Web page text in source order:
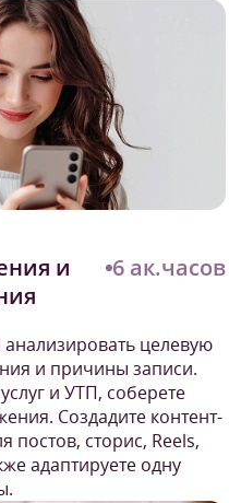
и
6 ак.часов
целевую
и причины записи.
и УТП, соберете
Создадите контент-
постов, сторис, Reels,
адаптируете одну